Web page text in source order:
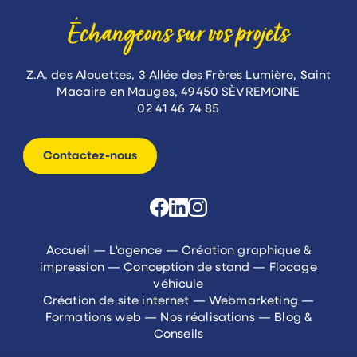
Échangeons sur vos projets
Z.A. des Alouettes, 3 Allée des Frères Lumière, Saint
Macaire en Mauges, 49450 SÈVREMOINE
02 41 46 74 85
Contactez-nous
Accueil — L'agence —Création graphique &
impression—Conception de stand — Flocage
véhicule
Création de site internet — Webmarketing —
Formations web— Nos réalisations— Blog &
Conseils